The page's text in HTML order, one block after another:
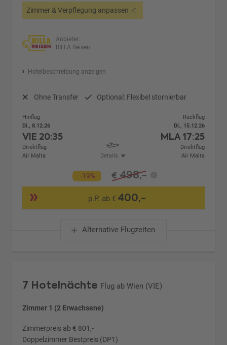
Zimmer & Verpflegung anpassen
Anbieter:
BILLA Reisen
Hotelbeschreibung anzeigen
Ohne Transfer Optional: Flexibel stornierbar
Hinflug
Di., 8.12.26
VIE 20:35
Direktflug
Air Malta
Details
Rückflug
Di., 15.12.26
MLA 17:25
Direktflug
Air Malta
-19% € 498,-
p.P. ab €400,-
Alternative Flugzeiten
7 Hotelnächte Flug ab Wien (VIE)
Zimmer 1 (2 Erwachsene)
Zimmerpreis ab € 801,-
Doppelzimmer Bestpreis (DP1)